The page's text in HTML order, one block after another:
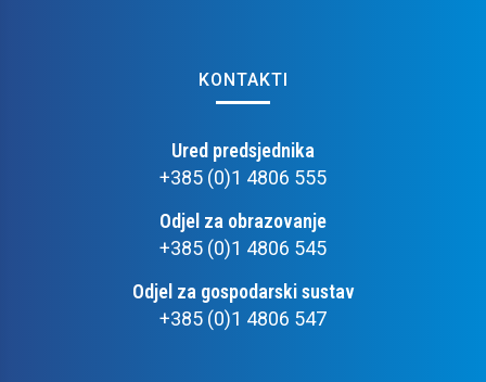
KONTAKTI
Ured predsjednika
+385 (0)1 4806 555
Odjel za obrazovanje
+385 (0)1 4806 545
Odjel za gospodarski sustav
+385 (0)1 4806 547